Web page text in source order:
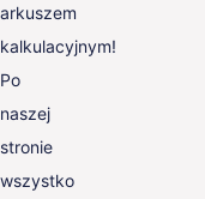
arkuszem
kalkulacyjnym!
Po
naszej
stronie
wszystko